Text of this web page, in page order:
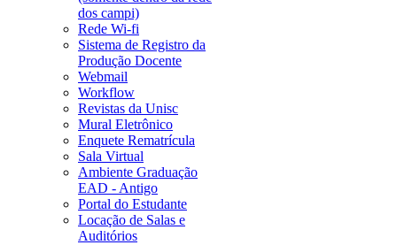
dos campi)
Rede Wi-fi
Sistema de Registro da
Produção Docente
Webmail
Workflow
Revistas da Unisc
Mural Eletrônico
Enquete Rematrícula
Sala Virtual
Ambiente Graduação
EAD - Antigo
Portal do Estudante
Locação de Salas e
Auditórios